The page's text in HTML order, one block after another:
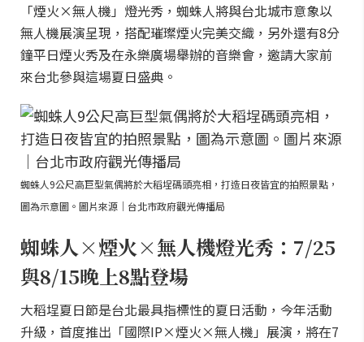
「煙火×無人機」燈光秀，蜘蛛人將與台北城市意象以
無人機展演呈現，搭配璀璨煙火完美交織，另外還有8分
鐘平日煙火秀及在永樂廣場舉辦的音樂會，邀請大家前
來台北參與這場夏日盛典。
蜘蛛人9公尺高巨型氣偶將於大稻埕碼頭亮相，打造日夜皆宜的拍照景點，
圖為示意圖。圖片來源｜台北市政府觀光傳播局
蜘蛛人×煙火×無人機燈光秀：7/25
與8/15晚上8點登場
大稻埕夏日節是台北最具指標性的夏日活動，今年活動
升級，首度推出「國際IP×煙火×無人機」展演，將在7